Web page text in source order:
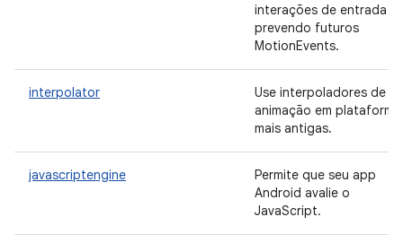
interações de entrada
prevendo futuros
MotionEvents.
interpolator
Use interpoladores de
animação em
mais antigas.
javascriptengine
Permite que seu app
Android avalie o
JavaScript.